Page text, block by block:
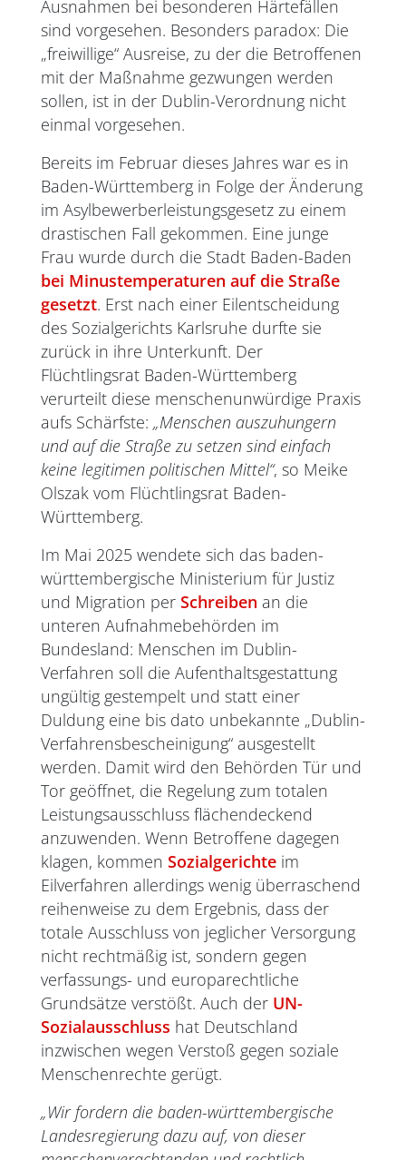
Ausnahmen bei besonderen Härtefällen
sind vorgesehen. Besonders paradox: Die
„freiwillige“ Ausreise, zu der die Betroffenen
mit der Maßnahme gezwungen werden
sollen, ist in der Dublin-Verordnung nicht
einmal vorgesehen.
Bereits im Februar dieses Jahres war es in
Baden-Württemberg in Folge der Änderung
im Asylbewerberleistungsgesetz zu einem
drastischen Fall gekommen. Eine junge
Frau wurde durch die Stadt Baden-Baden
bei Minustemperaturen auf die Straße
gesetzt. Erst nach einer Eilentscheidung
des Sozialgerichts Karlsruhe durfte sie
zurück in ihre Unterkunft. Der
Flüchtlingsrat Baden-Württemberg
verurteilt diese menschenunwürdige Praxis
aufs Schärfste: „Menschen auszuhungern
und auf die Straße zu setzen sind einfach
keine legitimen politischen Mittel“, so Meike
Olszak vom Flüchtlingsrat Baden-
Württemberg.
Im Mai 2025 wendete sich das baden-
württembergische Ministerium für Justiz
und Migration per Schreiben an die
unteren Aufnahmebehörden im
Bundesland: Menschen im Dublin-
Verfahren soll die Aufenthaltsgestattung
ungültig gestempelt und statt einer
Duldung eine bis dato unbekannte „Dublin-
Verfahrensbescheinigung“ ausgestellt
werden. Damit wird den Behörden Tür und
Tor geöffnet, die Regelung zum totalen
Leistungsausschluss flächendeckend
anzuwenden. Wenn Betroffene dagegen
klagen, kommen Sozialgerichte im
Eilverfahren allerdings wenig überraschend
reihenweise zu dem Ergebnis, dass der
totale Ausschluss von jeglicher Versorgung
nicht rechtmäßig ist, sondern gegen
verfassungs- und europarechtliche
Grundsätze verstößt. Auch der UN-
Sozialausschluss hat Deutschland
inzwischen wegen Verstoß gegen soziale
Menschenrechte gerügt.
„Wir fordern die baden-württembergische
Landesregierung dazu auf, von dieser